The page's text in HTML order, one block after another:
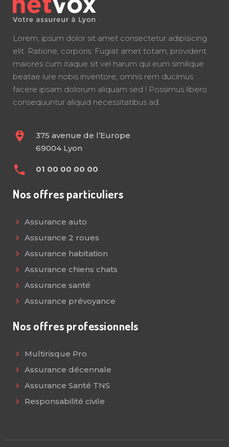
Lorem, ipsum dolor sit amet consectetur adipisicing
elit. Ratione, corporis. Fugiat amet totam, provident
maiores cum itaque sit vel harum qui eum similique
beatae iure nobis inventore, omnis rem ducimus
facere ipsam dolorum aliquam sed ! Possimus libero
consequuntur aliquid necessitatibus ad.
375 avenue de l’Europe
69004 Lyon
01 00 00 00 00
Nos offres particuliers
Assurance auto
Assurance 2 roues
Assurance habitation
Assurance chiens chats
Assurance santé
Assurance prévoyance
Nos offres professionnels
Multirisque Pro
Assurance décennale
Assurance Santé TNS
Responsabilité civile